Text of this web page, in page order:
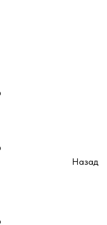
Назад